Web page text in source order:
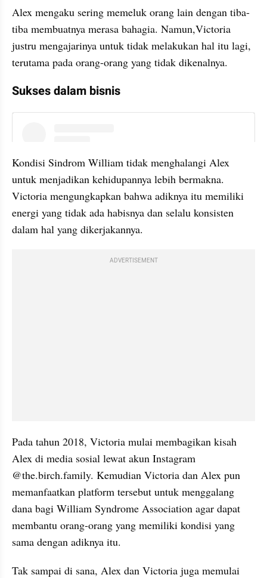
Alex mengaku sering memeluk orang lain dengan tiba-
tiba membuatnya merasa bahagia. Namun,Victoria
justru mengajarinya untuk tidak melakukan hal itu lagi,
terutama pada orang-orang yang tidak dikenalnya.
Sukses dalam bisnis
Kondisi Sindrom William tidak menghalangi Alex
untuk menjadikan kehidupannya lebih bermakna.
Victoria mengungkapkan bahwa adiknya itu memiliki
energi yang tidak ada habisnya dan selalu konsisten
dalam hal yang dikerjakannya.
ADVERTISEMENT
Pada tahun 2018, Victoria mulai membagikan kisah
Alex di media sosial lewat akun Instagram
@the.birch.family. Kemudian Victoria dan Alex pun
memanfaatkan platform tersebut untuk menggalang
dana bagi William Syndrome Association agar dapat
membantu orang-orang yang memiliki kondisi yang
sama dengan adiknya itu.
Tak sampai di sana, Alex dan Victoria juga memulai